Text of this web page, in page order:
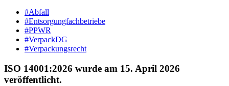
#Abfall
#Entsorgungfachbetriebe
#PPWR
#VerpackDG
#Verpackungsrecht
ISO 14001:2026 wurde am 15. April 2026
veröffentlicht.